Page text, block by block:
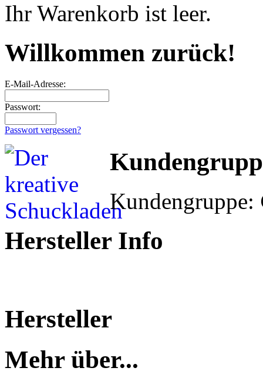
Ihr Warenkorb ist leer.
Willkommen zurück!
E-Mail-Adresse:
Passwort:
Passwort vergessen?
Kundengruppe:
Hersteller Info
Hersteller
Mehr über...